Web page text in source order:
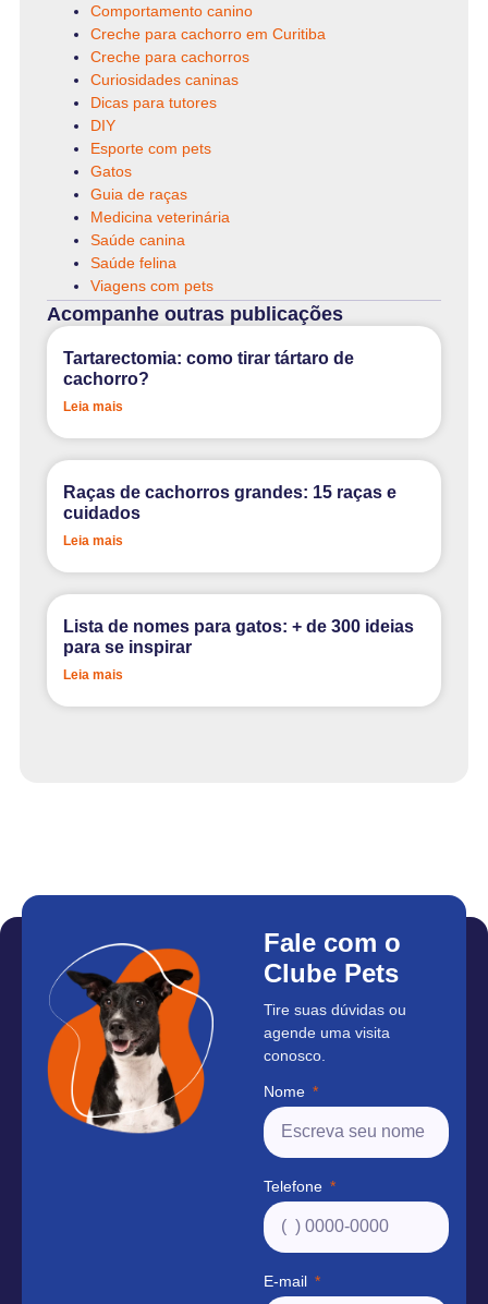
Comportamento canino
Creche para cachorro em Curitiba
Creche para cachorros
Curiosidades caninas
Dicas para tutores
DIY
Esporte com pets
Gatos
Guia de raças
Medicina veterinária
Saúde canina
Saúde felina
Viagens com pets
Acompanhe outras publicações
Tartarectomia: como tirar tártaro de
cachorro?
Leia mais
Raças de cachorros grandes: 15 raças e
cuidados
Leia mais
Lista de nomes para gatos: + de 300 ideias
para se inspirar
Leia mais
Fale com o
Clube Pets
Tire suas dúvidas ou
agende uma visita
conosco.
Nome
Telefone
E-mail